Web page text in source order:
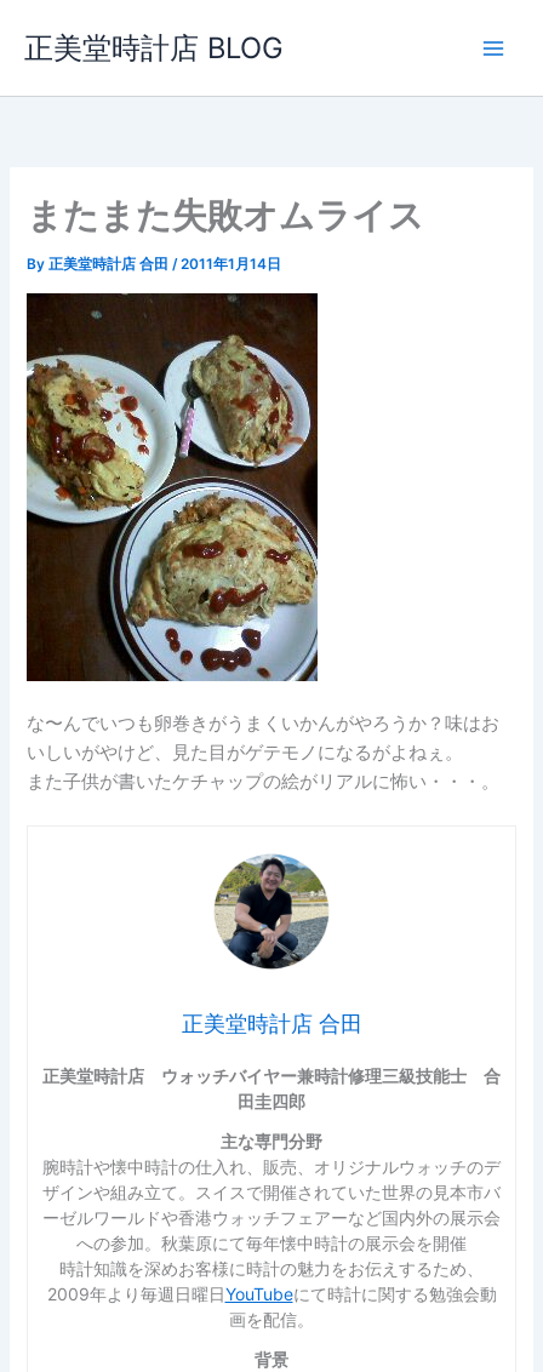
ス
正美堂時計店 BLOG
またまた失敗オムライス
By正美堂時計店 合田/2011年1月14日
な〜んでいつも卵巻きがうまくいかんがやろうか？味はお
いしいがやけど、見た目がゲテモノになるがよねぇ。
また子供が書いたケチャップの絵がリアルに怖い・・・。
正美堂時計店 合田
正美堂時計店 ウォッチバイヤー兼時計修理三級技能士 合
田圭四郎
主な専門分野
腕時計や懐中時計の仕入れ、販売、オリジナルウォッチのデ
ザインや組み立て。スイスで開催されていた世界の見本市バ
ーゼルワールドや香港ウォッチフェアーなど国内外の展示会
への参加。秋葉原にて毎年懐中時計の展示会を開催
時計知識を深めお客様に時計の魅力をお伝えするため、
2009年より毎週日曜日YouTubeにて時計に関する勉強会動
画を配信。
背景